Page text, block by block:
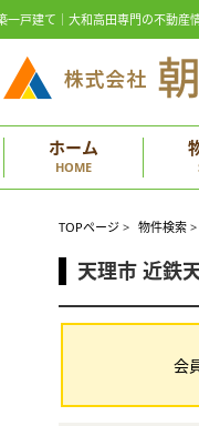
一戸建て｜大和高田専門の不動産
ホーム
HOME
TOPページ > 物件検索 >
天理市 近鉄
会